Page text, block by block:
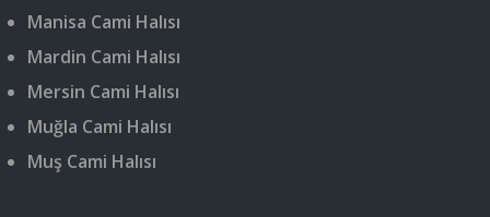
Manisa Cami Halısı
Mardin Cami Halısı
Mersin Cami Halısı
Muğla Cami Halısı
Muş Cami Halısı